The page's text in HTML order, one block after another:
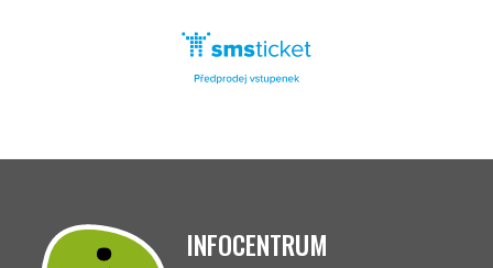
INFOCENTRUM